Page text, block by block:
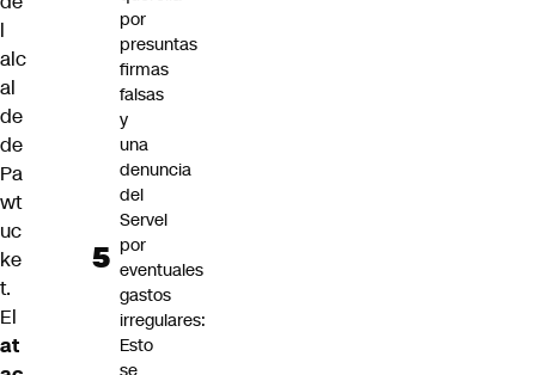
l
alc
al
de
de
Pa
wt
uc
ke
t.
El
at
por
presuntas
firmas
falsas
y
una
denuncia
del
Servel
por
eventuales
gastos
irregulares:
Esto
se